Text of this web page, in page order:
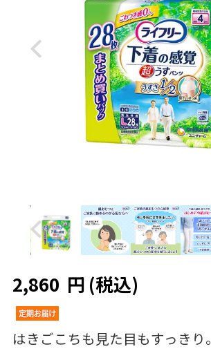
Previous
Previous
2,860 円 (税込)
はきごこちも見た目もすっきり。